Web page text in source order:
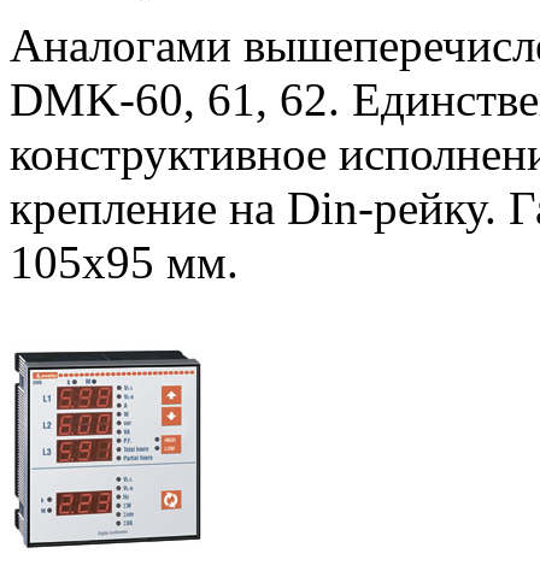
Аналогами
DMK-60, 61, 62.
конструктивное
крепление на Din-рейку.
105х95 мм.